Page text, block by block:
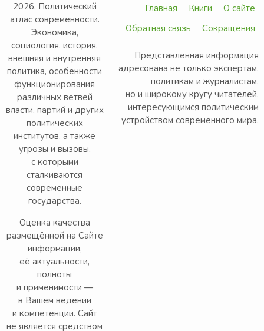
2026. Политический
атлас современности.
Экономика,
социология, история,
внешняя и внутренняя
политика, особенности
функционирования
различных ветвей
власти, партий и других
политических
институтов, а также
угрозы и вызовы,
с которыми
сталкиваются
современные
государства.
Оценка качества
размещённой на Сайте
информации,
её актуальности,
полноты
и применимости —
в Вашем ведении
и компетенции. Сайт
не является средством
Главная Книги
О сайте
Обратная связь
Сокращения
Представленная информация
адресована не только экспертам,
политикам и журналистам,
но и широкому кругу читателей,
интересующимся политическим
устройством современного мира.